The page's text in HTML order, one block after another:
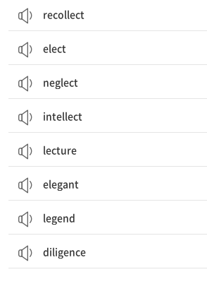
recollect
elect
neglect
intellect
lecture
elegant
legend
diligence